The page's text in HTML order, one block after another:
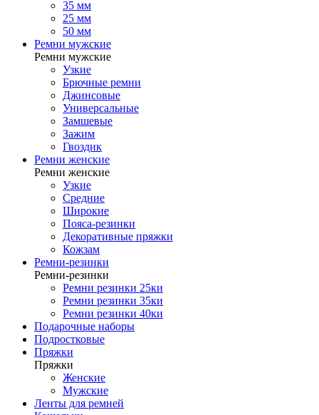
35 мм
25 мм
50 мм
Ремни мужские
Ремни мужские
Узкие
Брючные ремни
Джинсовые
Универсальные
Замшевые
Зажим
Гвоздик
Ремни женские
Ремни женские
Узкие
Средние
Широкие
Пояса-резинки
Декоративные пряжки
Кожзам
Ремни-резинки
Ремни-резинки
Ремни резинки 25ки
Ремни резинки 35ки
Ремни резинки 40ки
Подарочные наборы
Подростковые
Пряжки
Пряжки
Женские
Мужские
Ленты для ремней